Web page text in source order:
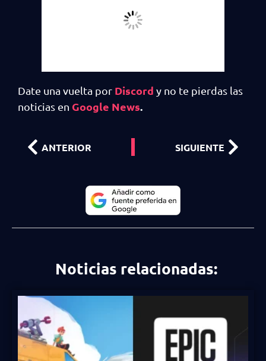
Date una vuelta por Discord y no te pierdas las
noticias en Google News.
ANTERIOR SIGUIENTE
Noticias relacionadas: